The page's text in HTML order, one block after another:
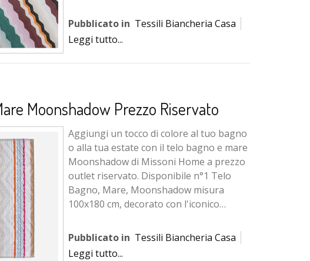
Pubblicato in Tessili Biancheria Casa
Leggi tutto...
Moonshadow Prezzo Riservato
Aggiungi un tocco di colore al tuo bagno
o alla tua estate con il telo bagno e mare
Moonshadow di Missoni Home a prezzo
outlet riservato. Disponibile n°1 Telo
Bagno, Mare, Moonshadow misura
100x180 cm, decorato con l'iconico
Pubblicato in Tessili Biancheria Casa
Leggi tutto...